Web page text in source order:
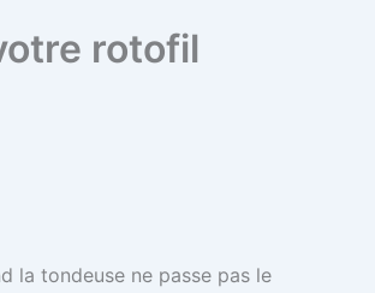
rotofil
la tondeuse ne passe pas le